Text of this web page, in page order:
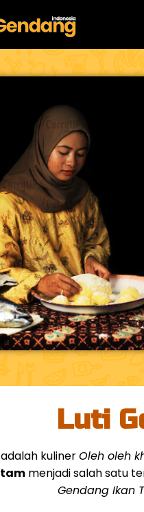
Luti
adalah kulinerOleh oleh
menjadi salah satu
Gendang Ikan